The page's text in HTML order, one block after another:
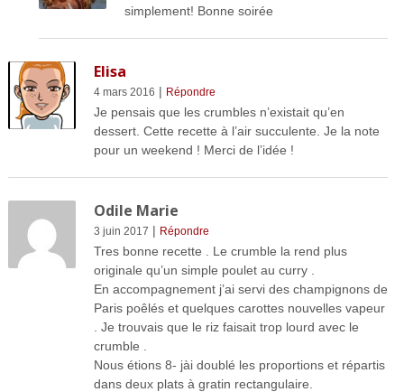
simplement! Bonne soirée
Elisa
4 mars 2016 | Répondre
Je pensais que les crumbles n’existait qu’en
dessert. Cette recette à l’air succulente. Je la note
pour un weekend ! Merci de l’idée !
Odile Marie
3 juin 2017 | Répondre
Tres bonne recette . Le crumble la rend plus
originale qu’un simple poulet au curry .
En accompagnement j’ai servi des champignons de
Paris poêlés et quelques carottes nouvelles vapeur
. Je trouvais que le riz faisait trop lourd avec le
crumble .
Nous étions 8- jài doublé les proportions et répartis
dans deux plats à gratin rectangulaire.